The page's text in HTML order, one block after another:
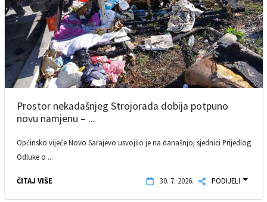
Prostor nekadašnjeg Strojorada dobija potpuno
novu namjenu – ...
Općinsko vijeće Novo Sarajevo usvojilo je na današnjoj sjednici Prijedlog
Odluke o ...
ČITAJ VIŠE 30. 7. 2026. PODIJELI